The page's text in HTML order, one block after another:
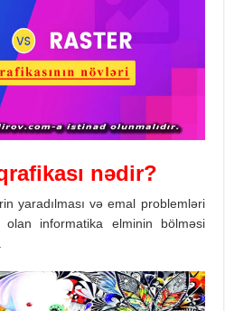
nədir?
yaradılması və emal problemləri
informatika elminin bölməsi